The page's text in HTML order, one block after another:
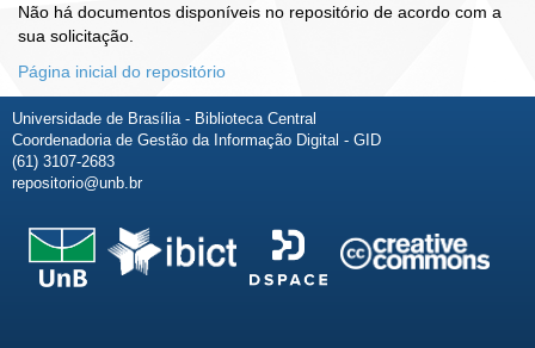
Não há documentos disponíveis no repositório de acordo com a
sua solicitação.
Página inicial do repositório
Universidade de Brasília - Biblioteca Central
Coordenadoria de Gestão da Informação Digital - GID
(61) 3107-2683
repositorio@unb.br